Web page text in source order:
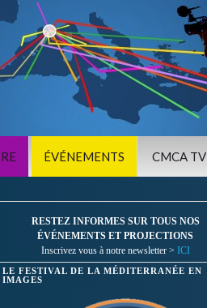
ÉVÉNEMENTS CMCA TV
RESTEZ INFORMES SUR TOUS NOS
ÉVÉNEMENTS ET PROJECTIONS
Inscrivez vous à notre newsletter > ICI
LE FESTIVAL DE LA MÉDITERRANÉE EN
IMAGES